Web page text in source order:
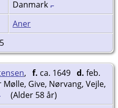
Danmark
Aner
, f. ca. 1649 d. feb.
Give, Nørvang, Vejle,
(Alder 58 år)